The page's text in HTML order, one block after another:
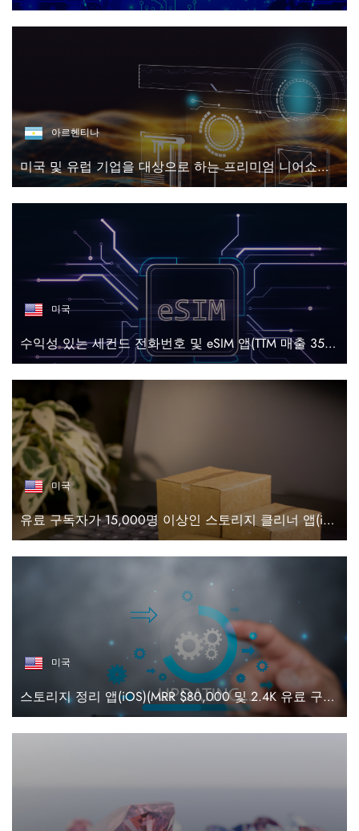
아르헨티나
미국 및 유럽 기업을 대상으로 하는 프리미엄 니어쇼어 디지털 엔지니어링 및 AI 솔루션 플랫폼
미국
수익성 있는 세컨드 전화번호 및 eSIM 앱(TTM 매출 358만 달러)
미국
유료 구독자가 15,000명 이상인 스토리지 클리너 앱(iOS)
미국
스토리지 정리 앱(iOS)(MRR $80,000 및 2.4K 유료 구독자)